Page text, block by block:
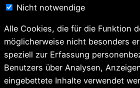
Nicht notwendige
Alle Cookies, die für die Funktion
möglicherweise nicht besonders
speziell zur Erfassung
Benutzers über Analysen,
eingebettete Inhalte verwendet